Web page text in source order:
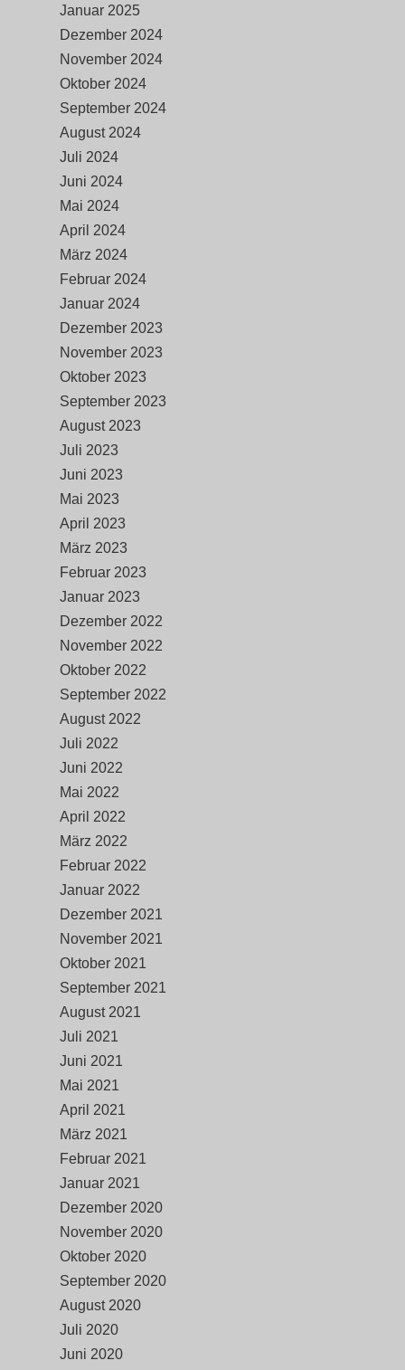
Januar 2025
Dezember 2024
November 2024
Oktober 2024
September 2024
August 2024
Juli 2024
Juni 2024
Mai 2024
April 2024
März 2024
Februar 2024
Januar 2024
Dezember 2023
November 2023
Oktober 2023
September 2023
August 2023
Juli 2023
Juni 2023
Mai 2023
April 2023
März 2023
Februar 2023
Januar 2023
Dezember 2022
November 2022
Oktober 2022
September 2022
August 2022
Juli 2022
Juni 2022
Mai 2022
April 2022
März 2022
Februar 2022
Januar 2022
Dezember 2021
November 2021
Oktober 2021
September 2021
August 2021
Juli 2021
Juni 2021
Mai 2021
April 2021
März 2021
Februar 2021
Januar 2021
Dezember 2020
November 2020
Oktober 2020
September 2020
August 2020
Juli 2020
Juni 2020